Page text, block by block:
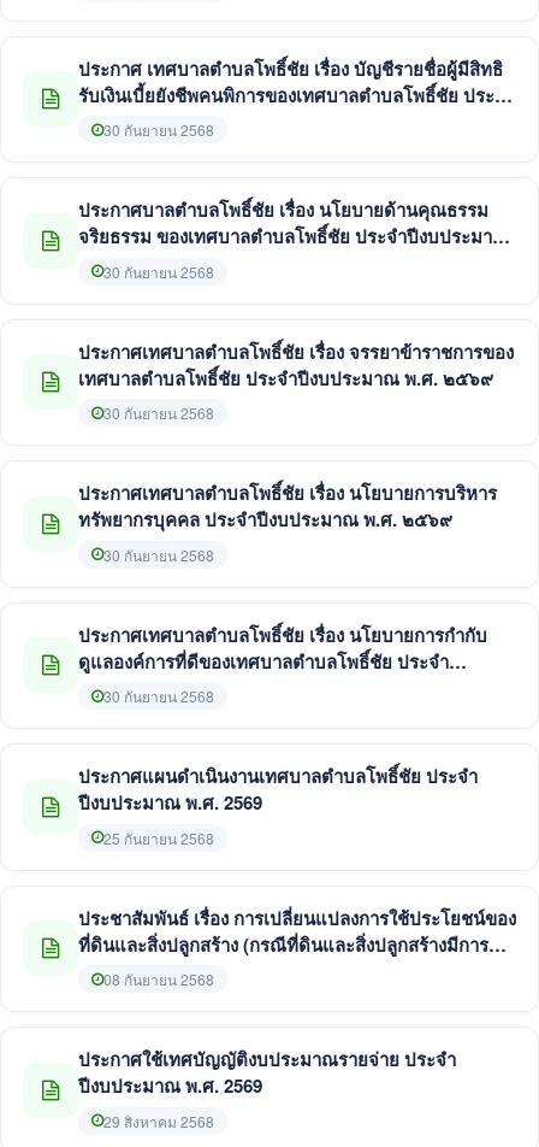
ประกาศ เทศบาลตำบลโพธิ์ชัย เรื่อง บัญชีรายชื่อผู้มีสิทธิ
รับเงินเบี้ยยังชีพคนพิการของเทศบาลตำบลโพธิ์ชัย ประจำ
ปีงบประมาณ พ.ศ. 2569
30 กันยายน 2568
ประกาศบาลตำบลโพธิ์ชัย เรื่อง นโยบายด้านคุณธรรม
จริยธรรม ของเทศบาลตำบลโพธิ์ชัย ประจำปีงบประมาณ
พ.ศ. ๒๕๖๙
30 กันยายน 2568
ประกาศเทศบาลตำบลโพธิ์ชัย เรื่อง จรรยาข้าราชการของ
เทศบาลตำบลโพธิ์ชัย ประจำปีงบประมาณ พ.ศ. ๒๕๖๙
30 กันยายน 2568
ประกาศเทศบาลตำบลโพธิ์ชัย เรื่อง นโยบายการบริหาร
ทรัพยากรบุคคล ประจำปีงบประมาณ พ.ศ. ๒๕๖๙
30 กันยายน 2568
ประกาศเทศบาลตำบลโพธิ์ชัย เรื่อง นโยบายการกำกับ
ดูแลองค์การที่ดีของเทศบาลตำบลโพธิ์ชัย ประจำ
ปีงบประมาณ พ.ศ. ๒๕๖๙
30 กันยายน 2568
ประกาศแผนดำเนินงานเทศบาลตำบลโพธิ์ชัย ประจำ
ปีงบประมาณ พ.ศ. 2569
25 กันยายน 2568
ประชาสัมพันธ์ เรื่อง การเปลี่ยนแปลงการใช้ประโยชน์ของ
ที่ดินและสิ่งปลูกสร้าง (กรณีที่ดินและสิ่งปลูกสร้างมีการ
เปลี่ยนแปลงการใช้ประโยชน์ประจำปี พ.ศ.2569)
08 กันยายน 2568
ประกาศใช้เทศบัญญัติงบประมาณรายจ่าย ประจำ
ปีงบประมาณ พ.ศ. 2569
29 สิงหาคม 2568